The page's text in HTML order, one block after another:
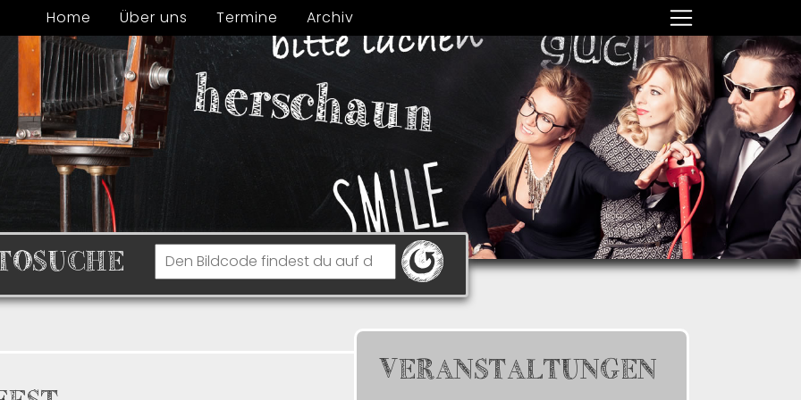
Home Über uns Termine Archiv
VERANSTALTUNGEN